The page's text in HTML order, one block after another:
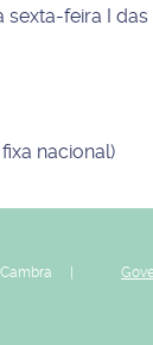
sexta-feira I das
nacional)
Cambra |